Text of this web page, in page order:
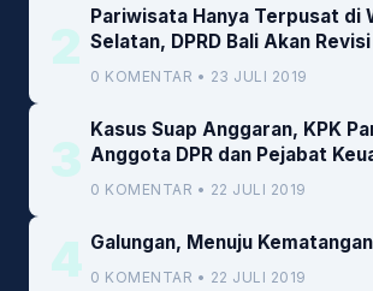
2
Pariwisata Hanya Terpusat di
Selatan, DPRD Bali Akan
0 KOMENTAR • 23 JULI 2019
3
Kasus Suap Anggaran, KPK
Anggota DPR dan Pejabat
Kemenkeu
0 KOMENTAR • 22 JULI 2019
4 Galungan, Menuju
0 KOMENTAR • 22 JULI 2019